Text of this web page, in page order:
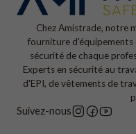
Chez Amistrade, notre
fourniture d'équipements
sécurité de chaque
Experts en sécurité au
d'EPI, de vêtements de
Suivez-nous